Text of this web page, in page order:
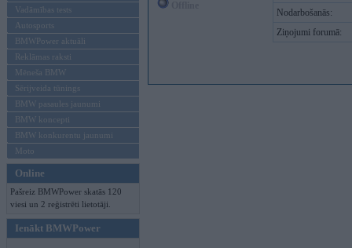
Vadāmības tests
Autosports
BMWPower aktuāli
Reklāmas raksti
Mēneša BMW
Sērijveida tūnings
BMW pasaules jaunumi
BMW koncepti
BMW konkurentu jaunumi
Moto
Online
Pašreiz BMWPower skatās 120
viesi un 2 reģistrēti lietotāji.
Ienākt BMWPower
Nodarbošanās:
Ziņojumi forumā: